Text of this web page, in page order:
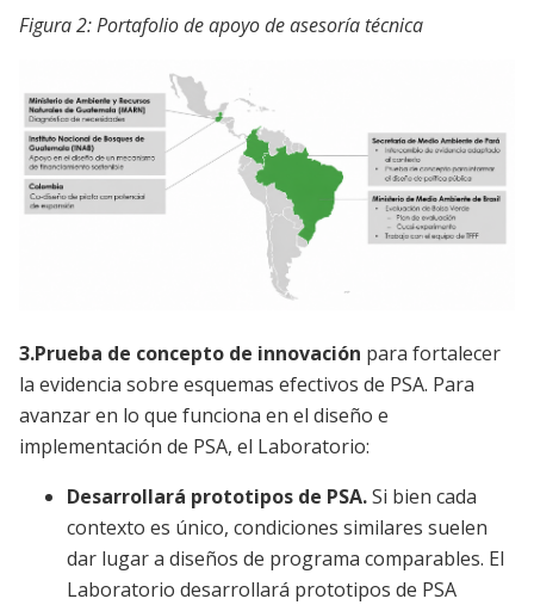
Figura 2: Portafolio de apoyo de asesoría técnica
3.Prueba de concepto de innovación para fortalecer
la evidencia sobre esquemas efectivos de PSA. Para
avanzar en lo que funciona en el diseño e
implementación de PSA, el Laboratorio:
Desarrollará prototipos de PSA.Si bien cada
contexto es único, condiciones similares suelen
dar lugar a diseños de programa comparables. El
Laboratorio desarrollará prototipos de PSA